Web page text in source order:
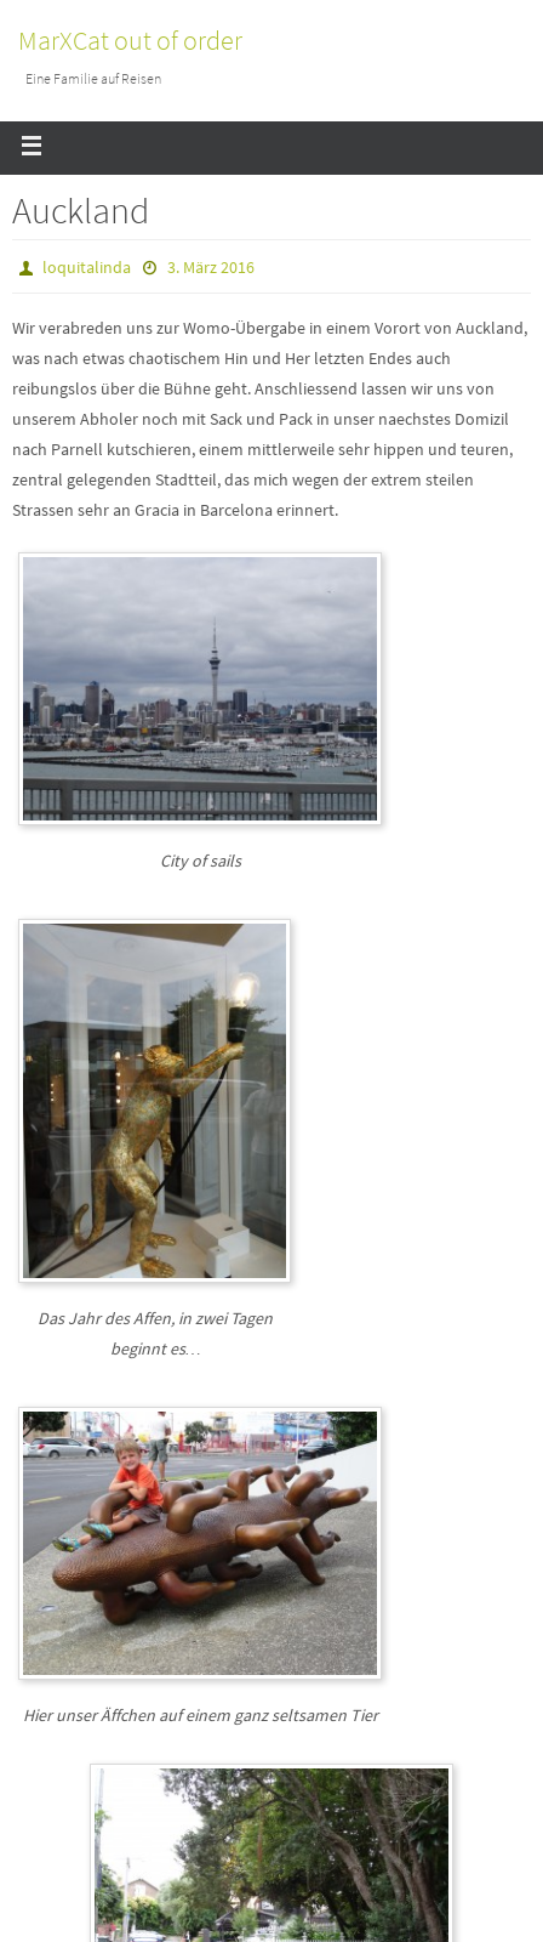
MarXCat out of order
Eine Familie auf Reisen
Auckland
loquitalinda 3. März 2016
Wir verabreden uns zur Womo-Übergabe in einem Vorort von Auckland,
was nach etwas chaotischem Hin und Her letzten Endes auch
reibungslos über die Bühne geht. Anschliessend lassen wir uns von
unserem Abholer noch mit Sack und Pack in unser naechstes Domizil
nach Parnell kutschieren, einem mittlerweile sehr hippen und teuren,
zentral gelegenden Stadtteil, das mich wegen der extrem steilen
Strassen sehr an Gracia in Barcelona erinnert.
City of sails
Das Jahr des Affen, in zwei Tagen
beginnt es…
Hier unser Äffchen auf einem ganz seltsamen Tier